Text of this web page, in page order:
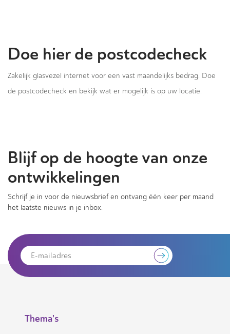
Doe hier de postcodecheck
Zakelijk glasvezel internet voor een vast maandelijks bedrag. Doe
de postcodecheck en bekijk wat er mogelijk is op uw locatie.
Blijf op de hoogte van onze
ontwikkelingen
Schrijf je in voor de nieuwsbrief en ontvang één keer per maand
het laatste nieuws in je inbox.
Thema's